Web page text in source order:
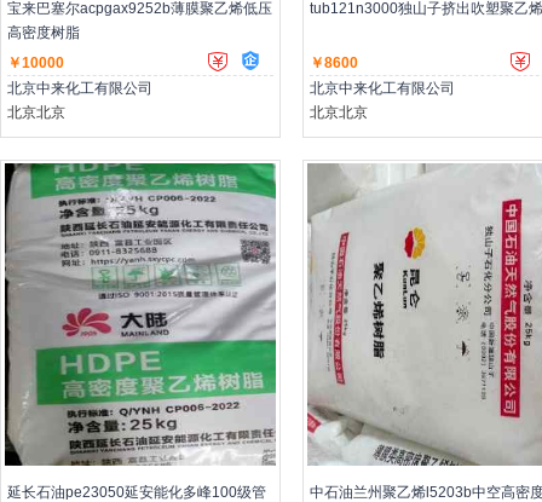
宝来巴塞尔acpgax9252b薄膜聚乙烯低压
高密度树脂
￥10000
北京中来化工有限公司
北京北京
tub121n3000独山子挤出吹塑聚乙烯
￥8600
北京中来化工有限公司
北京北京
延长石油pe23050延安能化多峰100级管
中石油兰州聚乙烯l5203b中空高密